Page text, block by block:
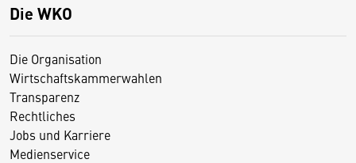
Die WKO
Die Organisation
Wirtschaftskammerwahlen
Transparenz
Rechtliches
Jobs und Karriere
Medienservice